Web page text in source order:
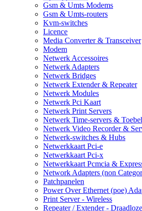
Gsm & Umts Modems
Gsm & Umts-routers
Kvm-switches
Licence
Media Converter & Transceiver
Modem
Netwerk Accessoires
Netwerk Adapters
Netwerk Bridges
Netwerk Extender & Repeater
Netwerk Modules
Netwerk Pci Kaart
Netwerk Print Servers
Netwerk Time-servers &
Netwerk Video Recorder &
Netwerk-switches & Hubs
Netwerkkaart Pci-e
Netwerkkaart Pci-x
Netwerkkaart Pcmcia &
Network Adapters (non
Patchpanelen
Power Over Ethernet (poe)
Print Server - Wireless
Repeater / Extender - Draadloze